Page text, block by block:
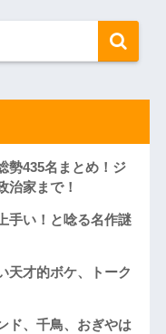
勢435名まとめ！ジ
治家まで！
手い！と唸る名作謎
天才的ボケ、トーク
ド、千鳥、おぎやは